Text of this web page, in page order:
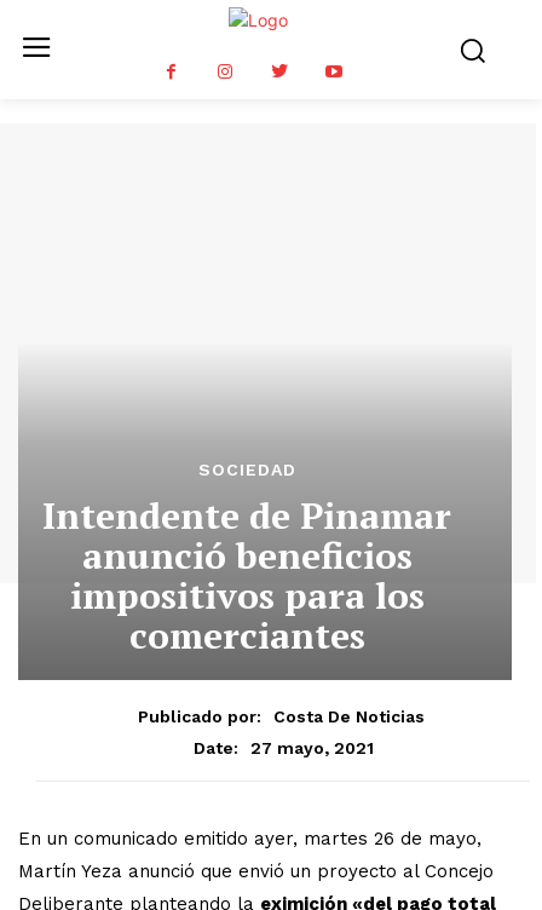
SOCIEDAD
Intendente de Pinamar
anunció beneficios
impositivos para los
comerciantes
Publicado por:
Costa De Noticias
Date:
27 mayo, 2021
En un comunicado emitido ayer, martes 26 de mayo,
Martín Yeza anunció que envió un proyecto al Concejo
Deliberante planteando la eximición «del pago total